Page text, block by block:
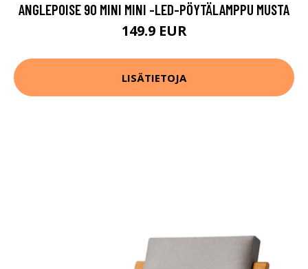
ANGLEPOISE 90 MINI MINI -LED-PÖYTÄLAMPPU MUSTA
149.9 EUR
LISÄTIETOJA